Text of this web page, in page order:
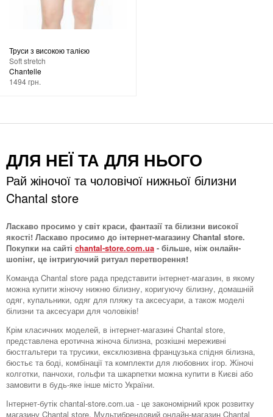
Труси з високою талією
Soft stretch
Chantelle
1494 грн.
ДЛЯ НЕЇ ТА ДЛЯ НЬОГО
Рай жіночої та чоловічої нижньої білизни
Chantal store
Ласкаво просимо у світ краси, фантазії та білизни високої
якості! Ласкаво просимо до інтернет-магазину Chantal store.
Покупки на сайті chantal-store.com.ua - більше, ніж онлайн-
шопінг, це інтригуючий ритуал перетворення!
Команда Chantal store рада представити інтернет-магазин, в якому
можна купити жіночу нижню білизну, коригуючу білизну, домашній
одяг, купальники, одяг для пляжу та аксесуари, а також моделі
білизни та аксесуари для чоловіків!
Крім класичних моделей, в інтернет-магазині Chantal store,
представлена ​​еротична жіноча білизна, розкішні мереживні
бюстгальтери та трусики, ексклюзивна французька спідня білизна,
бюстьє та боді, комбінації та комплекти для любовних ігор. Жіночі
колготки, панчохи, гольфи та шкарпетки можна купити в Києві або
замовити в будь-яке інше місто України.
Інтернет-бутік chantal-store.com.ua - це закономірний крок розвитку
магазину Chantal store. Мультибрендовий онлайн-магазин Chantal